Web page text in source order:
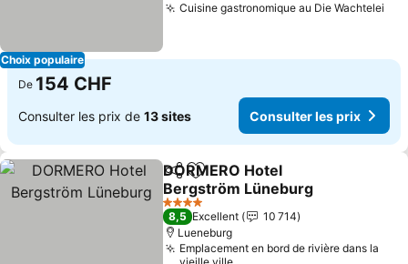
Choix populaire
Cuisine gastronomique au Die Wachtelei
De 154 CHF
Consulter les prix de 13 sites Consulter les prix
PartagerAjouter à mes favoris
DORMERO Hotel
Bergström Lüneburg
Consulter les prix
4 Étoiles
8,5 Excellent
10 714
Lueneburg
Emplacement en bord de rivière dans la